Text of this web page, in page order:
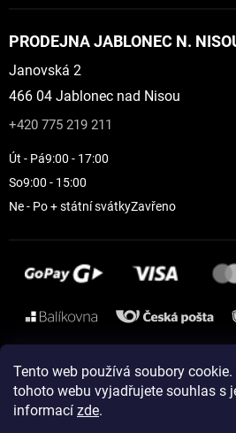
Tento web používá soubory
tohoto webu vyjadřujete souhlas s
informací zde.
PRODEJNA JABLONEC N.
Janovská 2
466 04 Jablonec nad Nisou
+420 775 219 211
Út - Pá9:00 - 17:00
So9:00 - 15:00
Ne - Po + státní svátkyZavřeno
Instagram